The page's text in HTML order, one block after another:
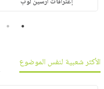
1
2
الأكثر شعبية لنفس الموضوع